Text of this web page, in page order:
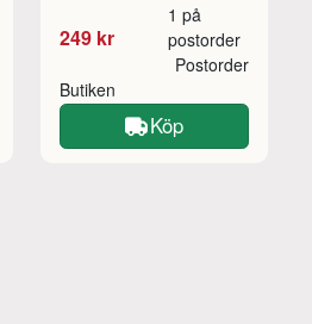
249 kr
1 på
postorder
Butiken
Postorder
Köp